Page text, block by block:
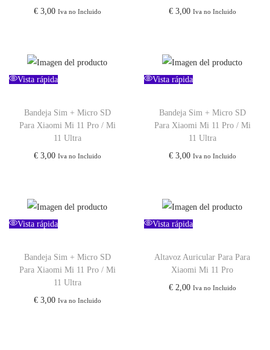
€3,00 Iva no Incluido
€3,00 Iva no Incluido
Vista rápida
Bandeja Sim + Micro SD
Para Xiaomi Mi 11 Pro / Mi
11 Ultra
€3,00 Iva no Incluido
Vista rápida
Bandeja Sim + Micro SD
Para Xiaomi Mi 11 Pro / Mi
11 Ultra
€3,00 Iva no Incluido
Vista rápida
Bandeja Sim + Micro SD
Para Xiaomi Mi 11 Pro / Mi
11 Ultra
€3,00 Iva no Incluido
Vista rápida
Altavoz Auricular Para Para
Xiaomi Mi 11 Pro
€2,00 Iva no Incluido